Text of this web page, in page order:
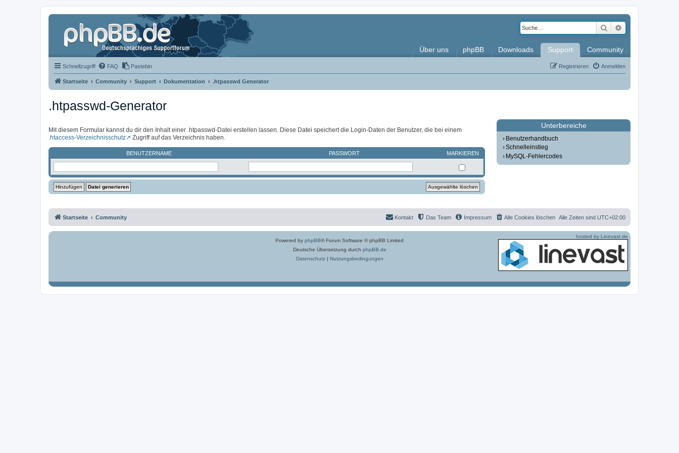
Suche
Über uns phpBB Downloads Support Community
Schnellzugriff FAQ Pastebin Anmelden
Registrieren
Startseite Community Support Dokumentation .htpasswd Generator
.htpasswd-Generator
Mit diesem Formular kannst du dir den Inhalt einer .htpasswd-Datei erstellen lassen. Diese Datei speichert die Login-Daten der Benutzer, die bei einem
.htaccess-Verzeichnisschutz
Zugriff auf das Verzeichnis haben.
BENUTZERNAME PASSWORT MARKIEREN
Unterbereiche
Benutzerhandbuch
Schnelleinstieg
MySQL-Fehlercodes
Startseite Community Alle Zeiten sind UTC+02:00
Alle Cookies löschen
Impressum
Das Team
Kontakt
Powered by phpBB® Forum Software © phpBB Limited
Deutsche Übersetzung durch phpBB.de
Datenschutz| Nutzungsbedingungen
hosted by Linevast.de